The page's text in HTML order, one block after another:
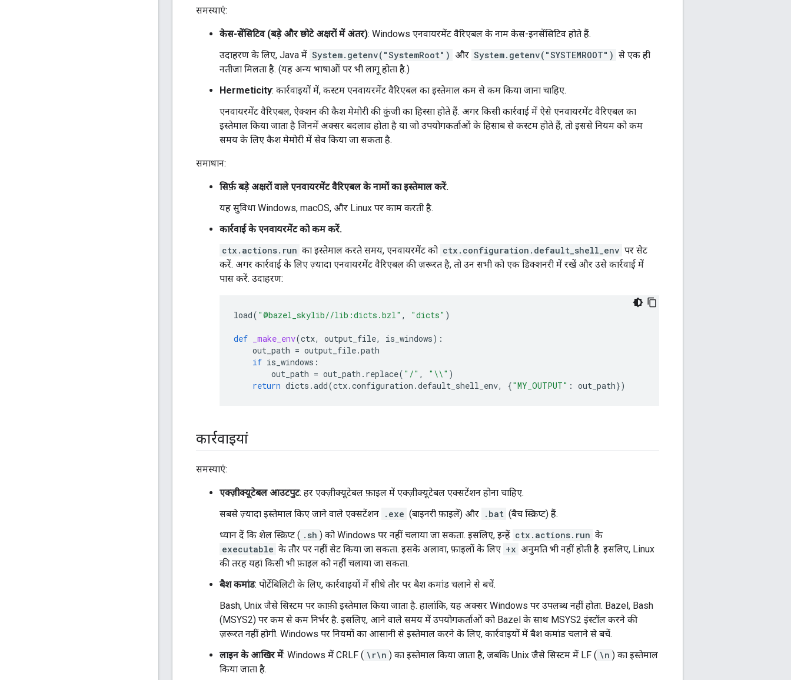
समस्याएं:
केस-सेंसिटिव (बड़े और छोटे अक्षरों में अंतर): Windows एनवायरमेंट वैरिएबल के नाम केस-इनसेंसिटिव होते हैं.
उदाहरण के लिए, Java में System.getenv("SystemRoot") और System.getenv("SYSTEMROOT") से एक ही
नतीजा मिलता है. (यह अन्य भाषाओं पर भी लागू होता है.)
Hermeticity: कार्रवाइयों में, कस्टम एनवायरमेंट वैरिएबल का इस्तेमाल कम से कम किया जाना चाहिए.
एनवायरमेंट वैरिएबल, ऐक्शन की कैश मेमोरी की कुंजी का हिस्सा होते हैं. अगर किसी कार्रवाई में ऐसे एनवायरमेंट वैरिएबल का
इस्तेमाल किया जाता है जिनमें अक्सर बदलाव होता है या जो उपयोगकर्ताओं के हिसाब से कस्टम होते हैं, तो इससे नियम को कम
समय के लिए कैश मेमोरी में सेव किया जा सकता है.
समाधान:
सिर्फ़ बड़े अक्षरों वाले एनवायरमेंट वैरिएबल के नामों का इस्तेमाल करें.
यह सुविधा Windows, macOS, और Linux पर काम करती है.
कार्रवाई के एनवायरमेंट को कम करें.
ctx.actions.run का इस्तेमाल करते समय, एनवायरमेंट को ctx.configuration.default_shell_env पर सेट
करें. अगर कार्रवाई के लिए ज़्यादा एनवायरमेंट वैरिएबल की ज़रूरत है, तो उन सभी को एक डिक्शनरी में रखें और उसे कार्रवाई में
पास करें. उदाहरण:
load( "@bazel_skylib//lib:dicts.bzl" , "dicts" )
def _make_env(ctx, output_file, is_windows):
out_path = output_file.path
if is_windows :
out_path = out_path . replace( "/" , " \\" )
return dicts .add(ctx.configuration .default_shell_env, {"MY_OUTPUT" : out_path})
कार्रवाइयां
समस्याएं:
एक्ज़ीक्यूटेबल आउटपुट: हर एक्ज़ीक्यूटेबल फ़ाइल में एक्ज़ीक्यूटेबल एक्सटेंशन होना चाहिए.
सबसे ज़्यादा इस्तेमाल किए जाने वाले एक्सटेंशन .exe (बाइनरी फ़ाइलें) और .bat (बैच स्क्रिप्ट) हैं.
ध्यान दें कि शेल स्क्रिप्ट ( .sh ) को Windows पर नहीं चलाया जा सकता. इसलिए, इन्हें ctx.actions.run के
executable के तौर पर नहीं सेट किया जा सकता. इसके अलावा, फ़ाइलों के लिए +x अनुमति भी नहीं होती है. इसलिए, Linux
की तरह यहां किसी भी फ़ाइल को नहीं चलाया जा सकता.
बैश कमांड: पोर्टेबिलिटी के लिए, कार्रवाइयों में सीधे तौर पर बैश कमांड चलाने से बचें.
Bash, Unix जैसे सिस्टम पर काफ़ी इस्तेमाल किया जाता है. हालांकि, यह अक्सर Windows पर उपलब्ध नहीं होता. Bazel, Bash
(MSYS2) पर कम से कम निर्भर है. इसलिए, आने वाले समय में उपयोगकर्ताओं को Bazel के साथ MSYS2 इंस्टॉल करने की
ज़रूरत नहीं होगी. Windows पर नियमों का आसानी से इस्तेमाल करने के लिए, कार्रवाइयों में बैश कमांड चलाने से बचें.
लाइन के आखिर में: Windows में CRLF ( \r\n ) का इस्तेमाल किया जाता है, जबकि Unix जैसे सिस्टम में LF ( \n ) का इस्तेमाल
किया जाता है.